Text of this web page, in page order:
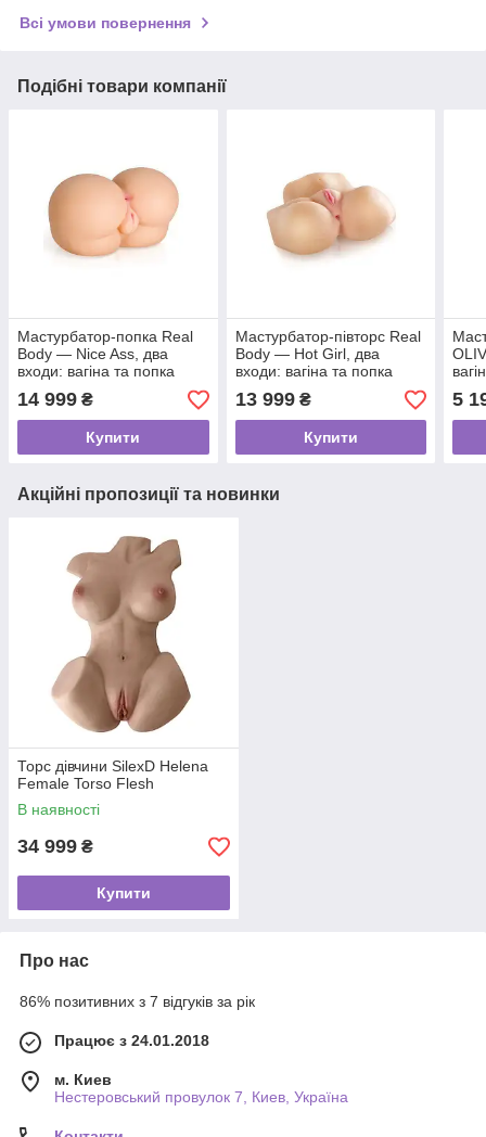
Всі умови повернення
Подібні товари компанії
Мастурбатор-попка Real
Body — Nice Ass, два
входи: вагіна та попка
14 999 ₴
Купити
Мастурбатор-півторс Real
Body — Hot Girl, два
входи: вагіна та попка
13 999₴
Купити
5
Акційні пропозиції та новинки
Торс дівчини SilexD Helena
Female Torso Flesh
В наявності
34 999 ₴
Купити
Про нас
86% позитивних з 7 відгуків за рік
Працює з 24.01.2018
м. Киев
Нестеровський провулок 7, Киев, Україна